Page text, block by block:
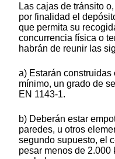
Las cajas de tránsito
por finalidad el
que permita su
concurrencia física o
habrán de reunir las
a) Estarán
mínimo, un grado de
EN 1143-1.
b) Deberán estar
paredes, u otros
segundo supuesto, el
pesar menos de 2.000